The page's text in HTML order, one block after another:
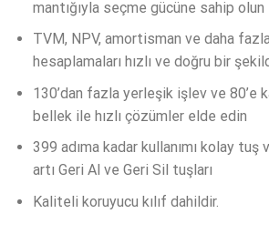
mantığıyla seçme gücüne sahip olun
TVM, NPV, amortisman ve daha
hesaplamaları hızlı ve doğru bir
130’dan fazla yerleşik işlev ve 80’e
bellek ile hızlı çözümler elde edin
399 adıma kadar kullanımı kolay tuş
artı Geri Al ve Geri Sil tuşları
Kaliteli koruyucu kılıf dahildir.